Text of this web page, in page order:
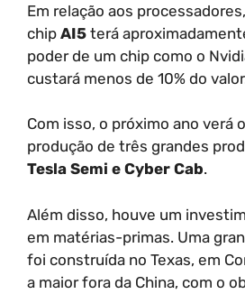
Em relação aos
chip AI5 terá
poder de um chip como o
custará menos de 10% do
Com isso, o próximo ano verá
produção de três grandes
Tesla Semi e Cyber Cab.
Além disso, houve um
em matérias-primas. Uma
foi construída no Texas, em
a maior fora da China, com o